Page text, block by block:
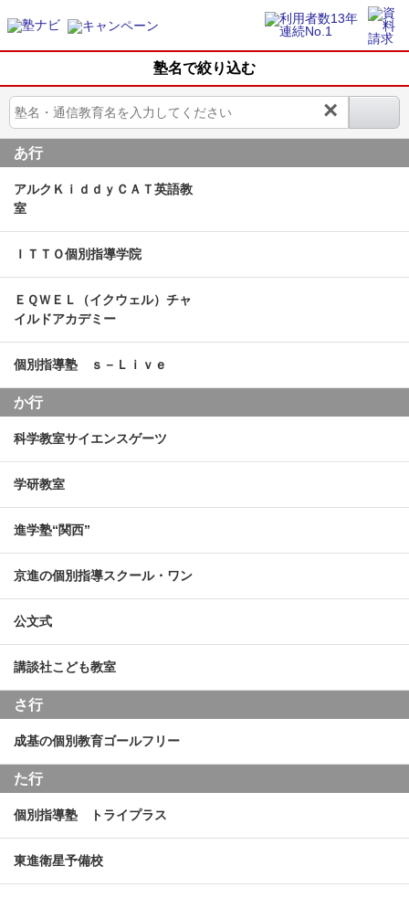
塾名で絞り込む
×
あ行
アルクＫｉｄｄｙＣＡＴ英語教
室
ＩＴＴＯ個別指導学院
ＥＱＷＥＬ（イクウェル）チャ
イルドアカデミー
個別指導塾 ｓ－Ｌｉｖｅ
か行
科学教室サイエンスゲーツ
学研教室
進学塾“関西”
京進の個別指導スクール・ワン
公文式
講談社こども教室
さ行
成基の個別教育ゴールフリー
た行
個別指導塾 トライプラス
東進衛星予備校